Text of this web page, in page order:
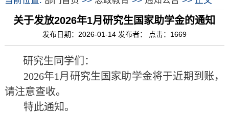
关于发放2026年1月研究生国家助学金的通知
发布日期：2026-01-14 发布者： 点击： 1669
研究生同学们：
2026年1 月研究生国家助学金将于近期到账，
请注意查收。
特此通知。